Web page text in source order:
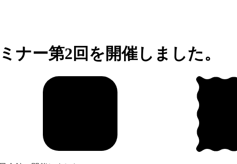
ナー第2回を開催しました。